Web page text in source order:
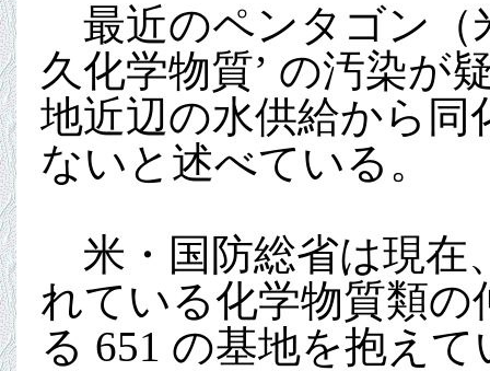
最近のペンタゴン（
久化学物質’ の汚染が
地近辺の水供給から
ないと述べている。
米・国防総省は現在
れている化学物質類の
る 651 の基地を抱えて